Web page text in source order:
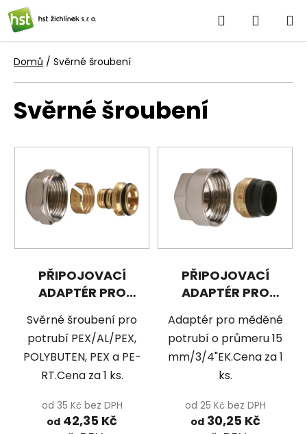
Přejít
na
obsah
Hledat
KOŠÍK
Domů / Svěrné šroubení
Svěrné šroubení
V
r
PŘIPOJOVACÍ
ADAPTÉR PRO
POTRUBÍ
od 35 Kč bez DPH
od 42,35 Kč
Svěrné šroubení pro
potrubí PEX/AL/PEX,
POLYBUTEN, PEX a PE-
RT.Cena za 1 ks.
PŘIPOJOVACÍ
ADAPTÉR PRO
od 25 Kč bez DPH
od30,25 Kč
Adaptér pro měděné
potrubí o průmeru 15
mm/3/4"EK.Cena za 1
ks.